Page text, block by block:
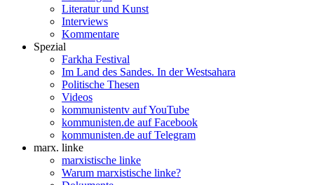
Literatur und Kunst
Interviews
Kommentare
Spezial
Farkha Festival
Im Land des Sandes. In der Westsahara
Politische Thesen
Videos
kommunistentv auf YouTube
kommunisten.de auf Facebook
kommunisten.de auf Telegram
marx. linke
marxistische linke
Warum marxistische linke?